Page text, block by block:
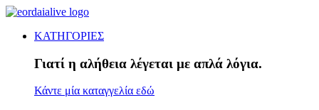
ΚΑΤΗΓΟΡΙΕΣ
Γιατί η αλήθεια λέγεται με απλά λόγια.
Κάντε μία καταγγελία εδώ